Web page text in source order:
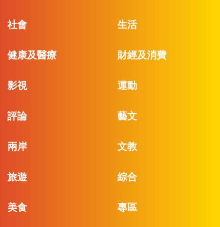
社會 生活
健康及醫療 財經及消費
影視 運動
評論 藝文
兩岸 文教
旅遊 綜合
美食 專區